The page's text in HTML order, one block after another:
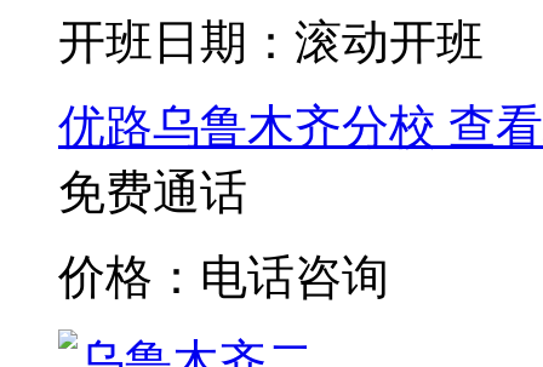
开班日期：滚动开班
优路乌鲁木齐分校 查
免费通话
价格：电话咨询